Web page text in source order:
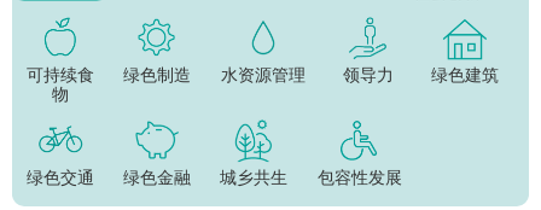
可持续食
物
绿色制造 水资源管理 领导力 绿色建筑
绿色交通 绿色金融 城乡共生 包容性发展